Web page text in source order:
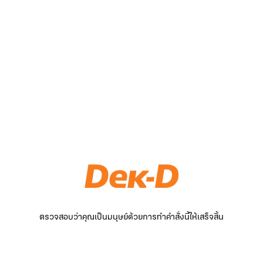
ตรวจสอบว่าคุณเป็นมนุษย์ด้วยการทำคำสั่งนี้ให้เสร็จสิ้น